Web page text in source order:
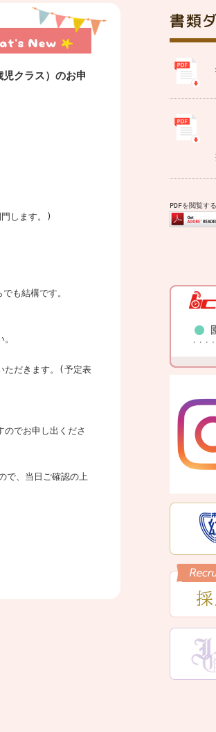
クラス）のお申
します。)
も結構です。
ただきます。(予定表
のでお申し出くださ
で、当日ご確認の上
PDFを閲覧